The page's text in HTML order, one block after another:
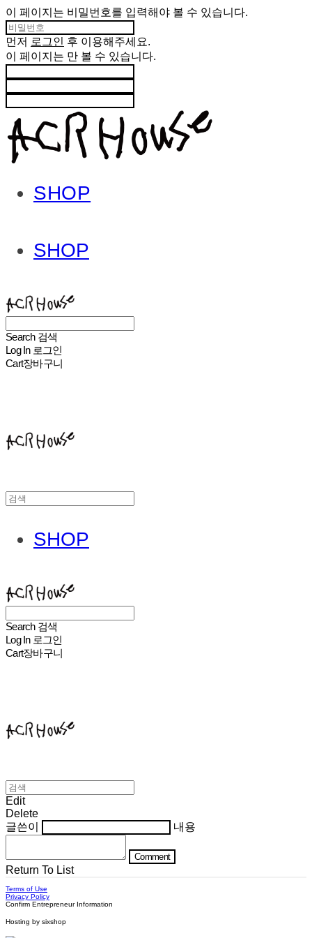
이 페이지는 비밀번호를 입력해야 볼 수 있습니다.
먼저 로그인 후 이용해주세요.
이 페이지는 만 볼 수 있습니다.
SHOP
SHOP
Search 검색
Log In 로그인
Cart장바구니
SHOP
Search 검색
Log In 로그인
Cart장바구니
Edit
Delete
글쓴이
내용
Comment
Return To List
Terms of Use
Privacy Policy
Confirm Entrepreneur Information
Hosting by sixshop